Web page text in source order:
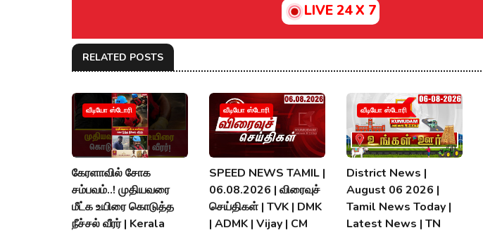
LIVE 24 X 7
RELATED POSTS
வீடியோ ஸ்டோரி
கேரளாவில் சோக
சம்பவம்..! முதியவரை
மீட்க உயிரை கொடுத்த
நீச்சல் வீரர் | Kerala
வீடியோ ஸ்டோரி
SPEED NEWS TAMIL |
06.08.2026 | விரைவுச்
செய்திகள் | TVK | DMK
| ADMK | Vijay | CM
வீடியோ ஸ்டோரி
District News |
August 06 2026 |
Tamil News Today |
Latest News | TN